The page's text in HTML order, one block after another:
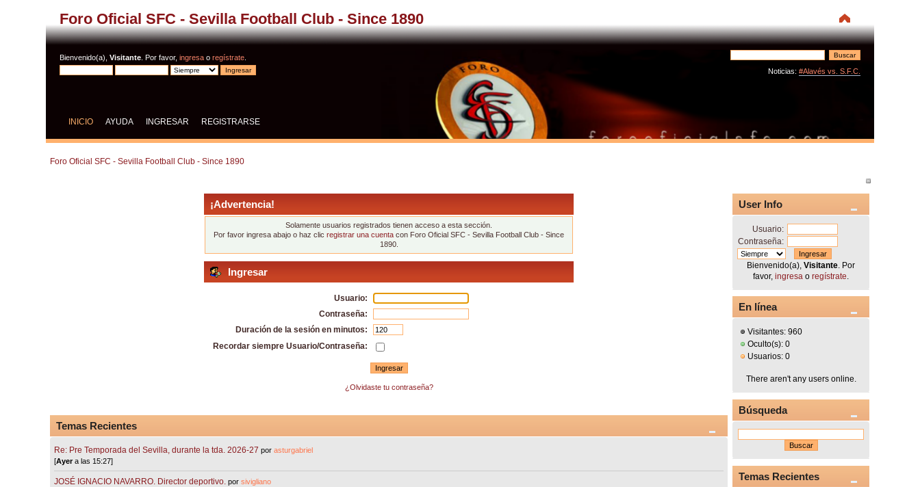
Foro Oficial SFC - Sevilla Football Club - Since 1890
Bienvenido(a),Visitante . Por favor,ingresa oregístrate
Noticias: #Alavés vs. S.F.C.
INICIO AYUDA INGRESAR REGISTRARSE
Foro Oficial SFC - Sevilla Football Club - Since 1890
¡Advertencia!
Solamente usuarios registrados tienen acceso a esta sección.
Por favor ingresa abajo o haz clicregistrar una cuenta con Foro Oficial SFC - Sevilla Football Club - Since
1890.
Ingresar
Usuario:
Contraseña:
Duración de la sesión en minutos:
Recordar siempre Usuario/Contraseña:
¿Olvidaste tu contraseña?
Temas Recientes
Re: Pre Temporada del Sevilla, durante la tda. 2026-27 porasturgabriel
[Ayera las 15:27]
JOSÉ IGNACIO NAVARRO. Director deportivo. porsivigliano
User Info
Usuario:
Contraseña:
Bienvenido(a),Visitante . Por
favor,ingresa oregístrate
En línea
Visitantes: 960
Oculto(s): 0
Usuarios: 0
There aren't any users online.
Búsqueda
Temas Recientes